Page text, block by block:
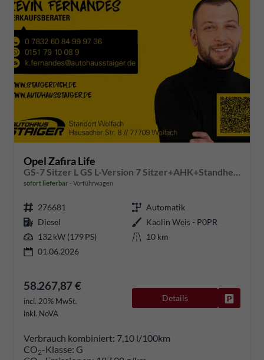
Opel Zafira Life
sofort lieferbar Vorführwagen
276681
Automatik
Diesel
Kaolin Weis - P0PR
132 kW (179 PS)
10 km
01.06.2026
58.267,87 €
incl. 20% MwSt.
inkl. NoVA
Details
Verbrauch kombiniert: 7,10 l/100km
CO2-Klasse: G